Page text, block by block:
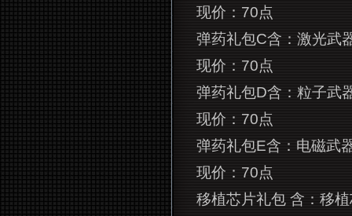
现价：70点
弹药礼包C含：激光武
现价：70点
弹药礼包D含：粒子武
现价：70点
弹药礼包E含：电磁武
现价：70点
移植芯片礼包 含：移